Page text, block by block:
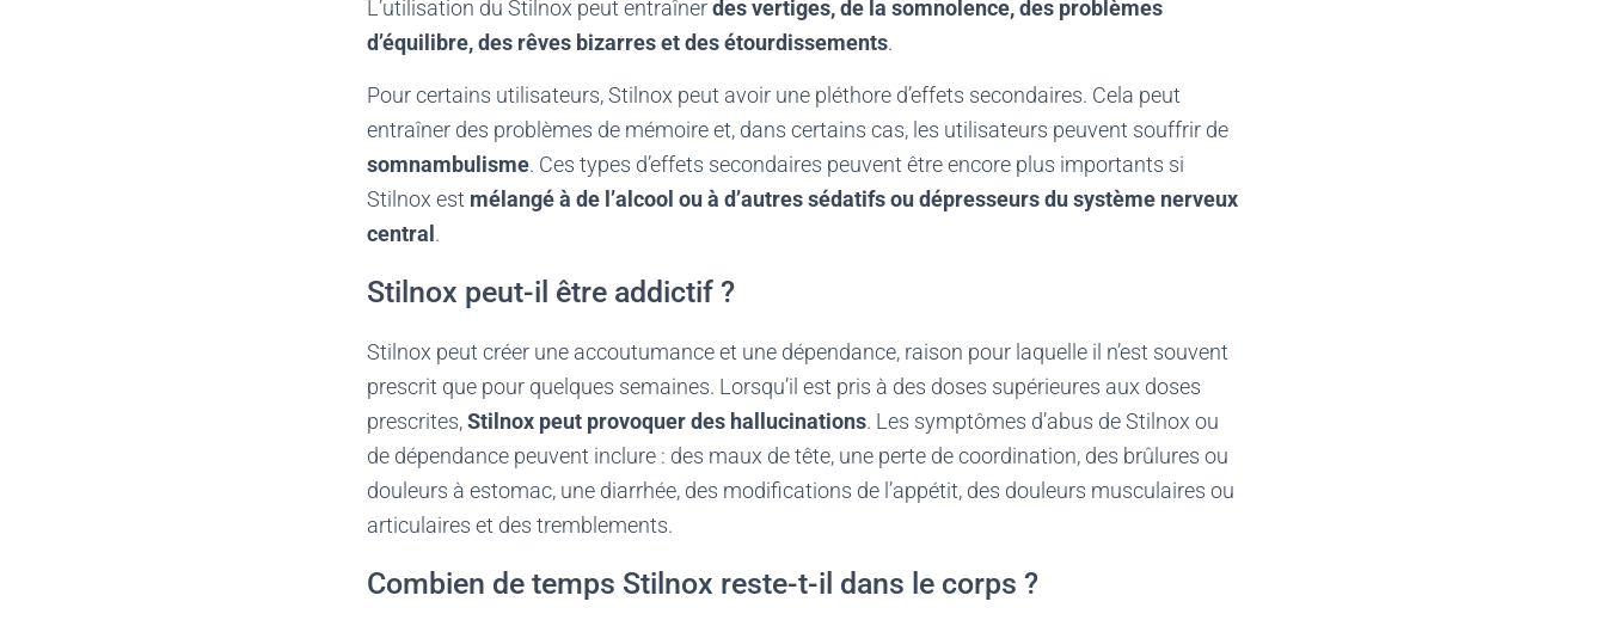
L’utilisation du Stilnox peut entraînerdes vertiges, de la somnolence, des problèmes
d’équilibre, des rêves bizarres et des étourdissements.
Pour certains utilisateurs, Stilnox peut avoir une pléthore d’effets secondaires. Cela peut
entraîner des problèmes de mémoire et, dans certains cas, les utilisateurs peuvent souffrir de
somnambulisme. Ces types d’effets secondaires peuvent être encore plus importants si
Stilnox est mélangé à de l’alcool ou à d’autres sédatifs ou dépresseurs du système nerveux
central .
Stilnox peut-il être addictif ?
Stilnox peut créer une accoutumance et une dépendance, raison pour laquelle il n’est souvent
prescrit que pour quelques semaines. Lorsqu’il est pris à des doses supérieures aux doses
prescrites,Stilnox peut provoquer des hallucinations. Les symptômes d’abus de Stilnox ou
de dépendance peuvent inclure : des maux de tête, une perte de coordination, des brûlures ou
douleurs à estomac, une diarrhée, des modifications de l’appétit, des douleurs musculaires ou
articulaires et des tremblements.
Combien de temps Stilnox reste-t-il dans le corps ?